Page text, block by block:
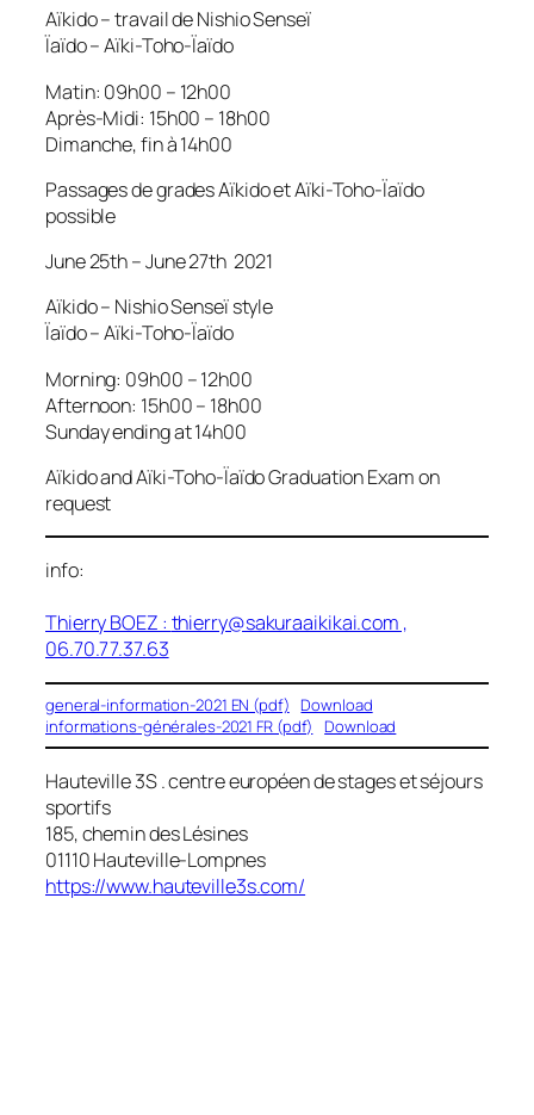
Aïkido – travail de Nishio Senseï
Ïaïdo – Aïki-Toho-Ïaïdo
Matin: 09h00 – 12h00
Après-Midi: 15h00 – 18h00
Dimanche, fin à 14h00
Passages de grades Aïkido et Aïki-Toho-Ïaïdo
possible
June 25th – June 27th 2021
Aïkido – Nishio Senseï style
Ïaïdo – Aïki-Toho-Ïaïdo
Morning: 09h00 – 12h00
Afternoon: 15h00 – 18h00
Sunday ending at 14h00
Aïkido and Aïki-Toho-Ïaïdo Graduation Exam on
request
info:
Thierry BOEZ : thierry@sakuraaikikai.com ,
06.70.77.37.63
general-information-2021 EN (pdf) Download
informations-générales-2021 FR (pdf)
Download
Hauteville 3S . centre européen de stages et séjours
sportifs
185, chemin des Lésines
01110 Hauteville-Lompnes
https://www.hauteville3s.com/